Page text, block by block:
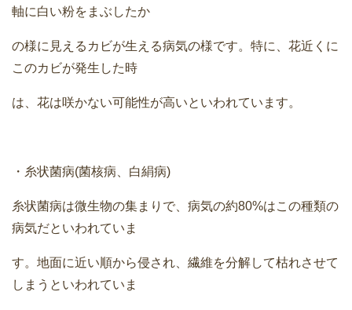
軸に白い粉をまぶしたか
の様に見えるカビが生える病気の様です。特に、花近くに
このカビが発生した時
は、花は咲かない可能性が高いといわれています。
・糸状菌病(菌核病、白絹病)
糸状菌病は微生物の集まりで、病気の約80%はこの種類の
病気だといわれていま
す。地面に近い順から侵され、繊維を分解して枯れさせて
しまうといわれていま